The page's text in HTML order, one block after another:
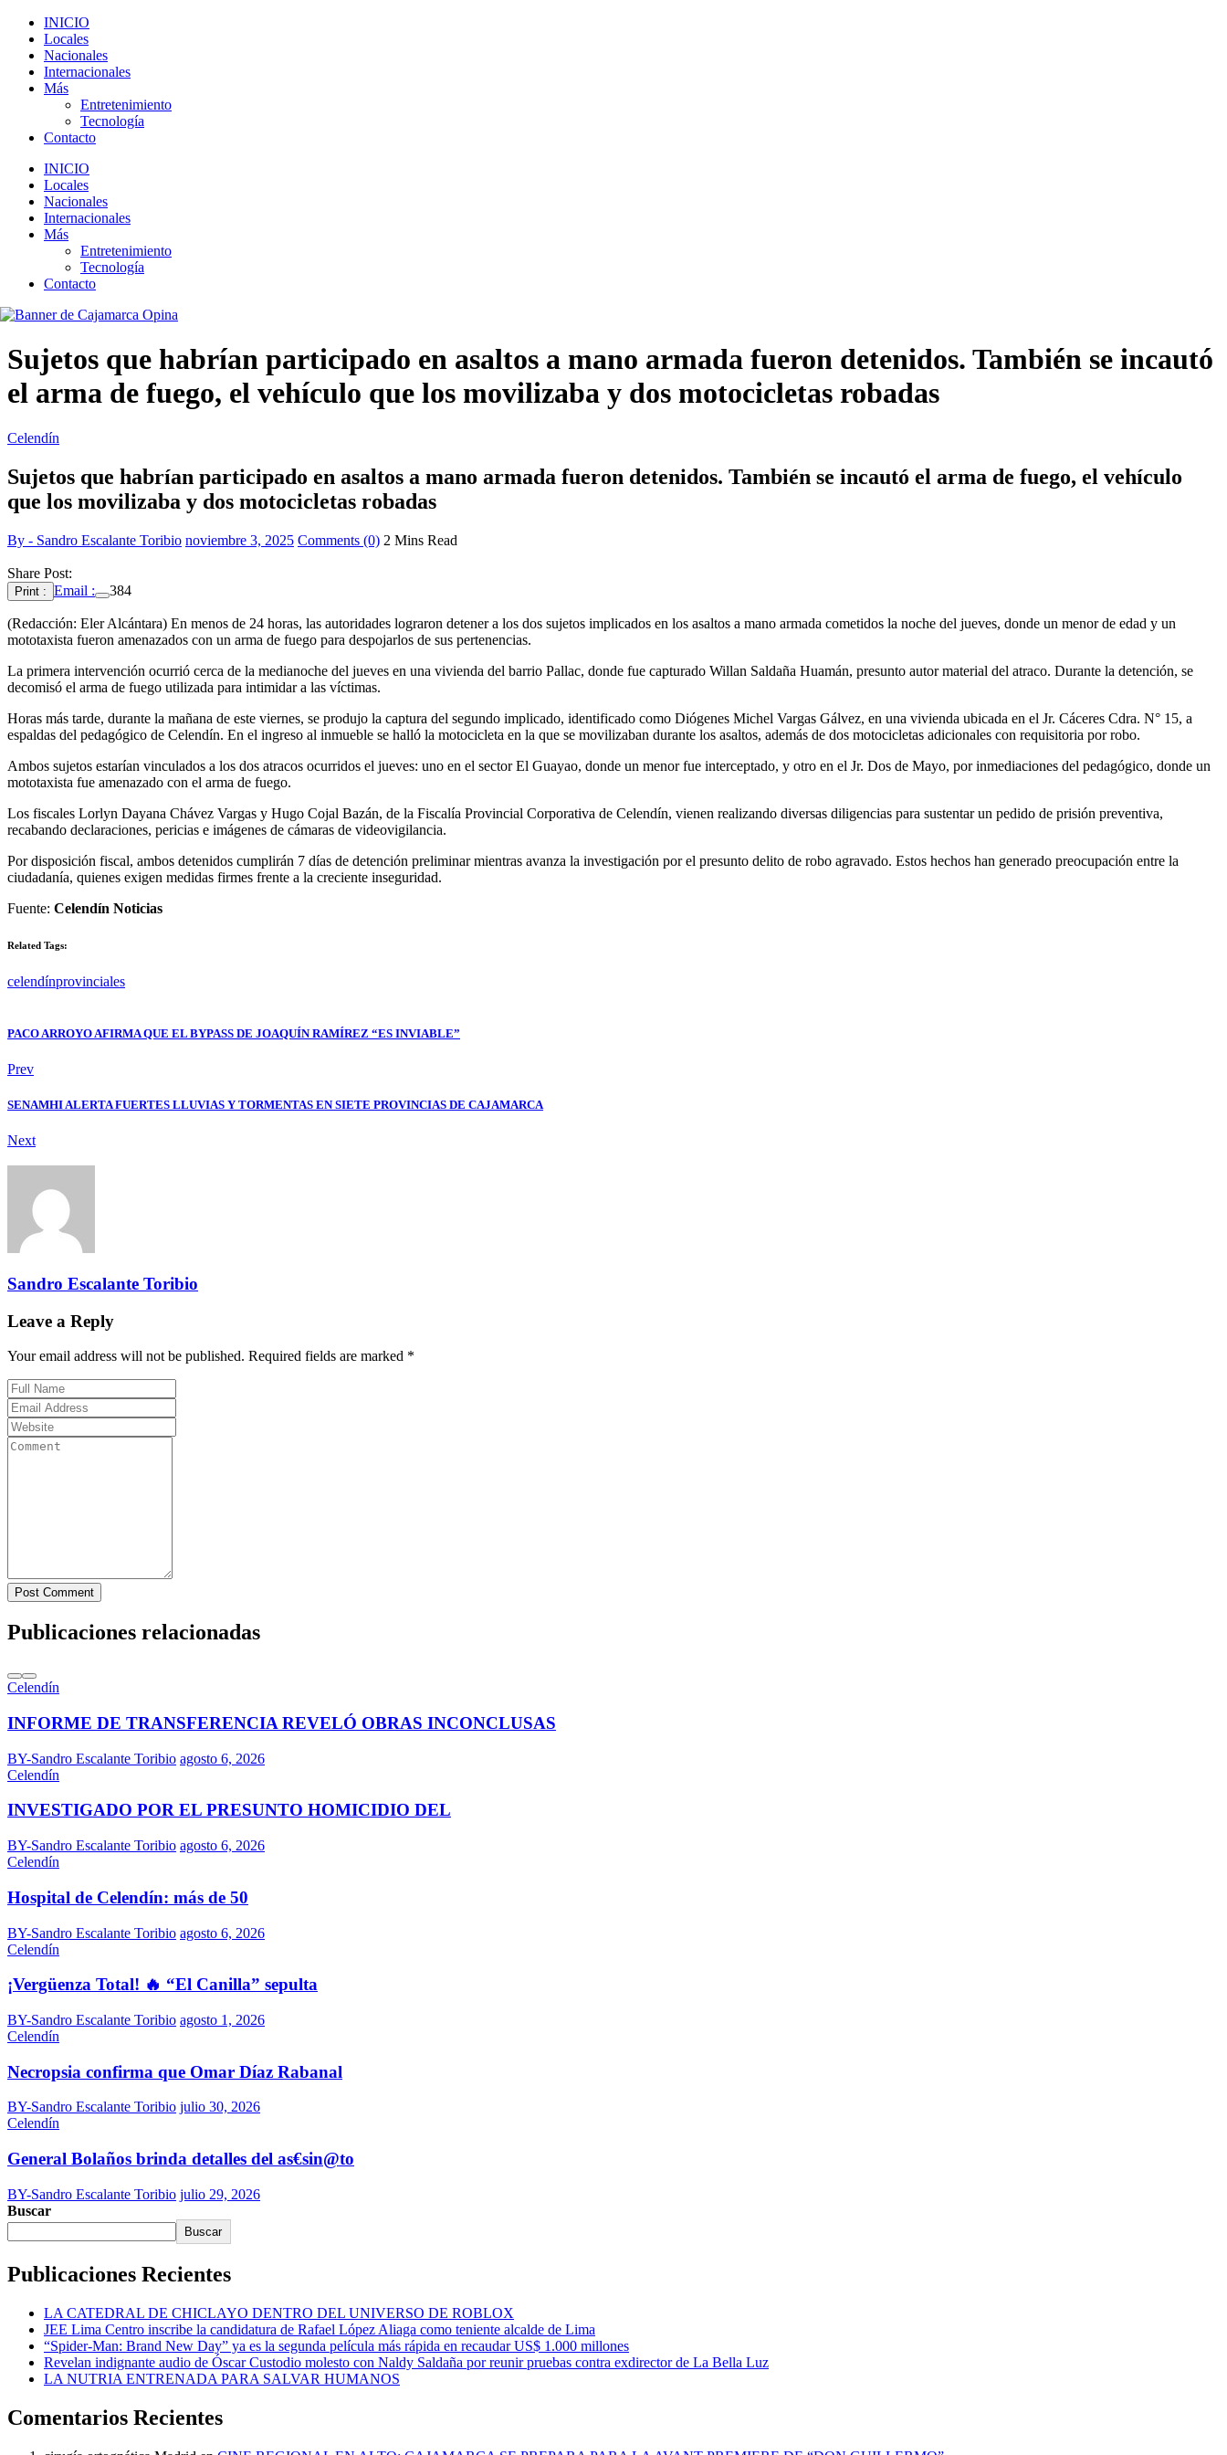
INICIO
Locales
Nacionales
Internacionales
Más
Entretenimiento
Tecnología
Contacto
INICIO
Locales
Nacionales
Internacionales
Más
Entretenimiento
Tecnología
Contacto
Sujetos que habrían participado en asaltos a mano armada fueron detenidos. También se incautó
el arma de fuego, el vehículo que los movilizaba y dos motocicletas robadas
Celendín
Sujetos que habrían participado en asaltos a mano armada fueron detenidos. También se incautó el arma de fuego, el vehículo
que los movilizaba y dos motocicletas robadas
By - Sandro Escalante Toribio noviembre 3, 2025 Comments (0) 2 Mins Read
Share Post:
Print : Email : 384
(Redacción: Eler Alcántara) En menos de 24 horas, las autoridades lograron detener a los dos sujetos implicados en los asaltos a mano armada cometidos la noche del jueves, donde un menor de edad y un
mototaxista fueron amenazados con un arma de fuego para despojarlos de sus pertenencias.
La primera intervención ocurrió cerca de la medianoche del jueves en una vivienda del barrio Pallac, donde fue capturado Willan Saldaña Huamán, presunto autor material del atraco. Durante la detención, se
decomisó el arma de fuego utilizada para intimidar a las víctimas.
Horas más tarde, durante la mañana de este viernes, se produjo la captura del segundo implicado, identificado como Diógenes Michel Vargas Gálvez, en una vivienda ubicada en el Jr. Cáceres Cdra. N° 15, a
espaldas del pedagógico de Celendín. En el ingreso al inmueble se halló la motocicleta en la que se movilizaban durante los asaltos, además de dos motocicletas adicionales con requisitoria por robo.
Ambos sujetos estarían vinculados a los dos atracos ocurridos el jueves: uno en el sector El Guayao, donde un menor fue interceptado, y otro en el Jr. Dos de Mayo, por inmediaciones del pedagógico, donde un
mototaxista fue amenazado con el arma de fuego.
Los fiscales Lorlyn Dayana Chávez Vargas y Hugo Cojal Bazán, de la Fiscalía Provincial Corporativa de Celendín, vienen realizando diversas diligencias para sustentar un pedido de prisión preventiva,
recabando declaraciones, pericias e imágenes de cámaras de videovigilancia.
Por disposición fiscal, ambos detenidos cumplirán 7 días de detención preliminar mientras avanza la investigación por el presunto delito de robo agravado. Estos hechos han generado preocupación entre la
ciudadanía, quienes exigen medidas firmes frente a la creciente inseguridad.
Fuente: Celendín Noticias
Related Tags:
celendínprovinciales
PACO ARROYO AFIRMA QUE EL BYPASS DE JOAQUÍN RAMÍREZ “ES INVIABLE”
Prev
SENAMHI ALERTA FUERTES LLUVIAS Y TORMENTAS EN SIETE PROVINCIAS DE CAJAMARCA
Next
Sandro Escalante Toribio
Leave a Reply
Your email address will not be published. Required fields are marked *
Post Comment
Publicaciones relacionadas
Celendín
INFORME DE TRANSFERENCIA REVELÓ OBRAS INCONCLUSAS
BY-Sandro Escalante Toribio agosto 6, 2026
Celendín
INVESTIGADO POR EL PRESUNTO HOMICIDIO DEL
BY-Sandro Escalante Toribio agosto 6, 2026
Celendín
Hospital de Celendín: más de 50
BY-Sandro Escalante Toribio agosto 6, 2026
Celendín
¡Vergüenza Total! 🔥 “El Canilla” sepulta
BY-Sandro Escalante Toribio agosto 1, 2026
Celendín
Necropsia confirma que Omar Díaz Rabanal
BY-Sandro Escalante Toribio julio 30, 2026
Celendín
General Bolaños brinda detalles del as€sin@to
BY-Sandro Escalante Toribio julio 29, 2026
Buscar
Buscar
Publicaciones Recientes
LA CATEDRAL DE CHICLAYO DENTRO DEL UNIVERSO DE ROBLOX
JEE Lima Centro inscribe la candidatura de Rafael López Aliaga como teniente alcalde de Lima
“Spider-Man: Brand New Day” ya es la segunda película más rápida en recaudar US$ 1.000 millones
Revelan indignante audio de Óscar Custodio molesto con Naldy Saldaña por reunir pruebas contra exdirector de La Bella Luz
LA NUTRIA ENTRENADA PARA SALVAR HUMANOS
Comentarios Recientes